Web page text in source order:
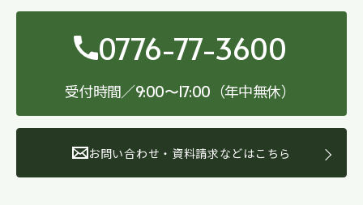
0776-77-3600
受付時間／9:00〜17:00 （年中無休）
お問い合わせ・資料請求などはこちら